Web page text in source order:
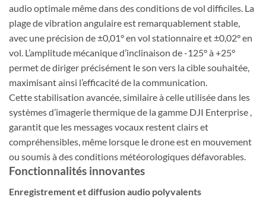
audio optimale même dans des conditions de vol difficiles. La
plage de vibration angulaire est remarquablement stable,
avec une précision de ±0,01° en vol stationnaire et ±0,02° en
vol. L’amplitude mécanique d’inclinaison de -125° à +25°
permet de diriger précisément le son vers la cible souhaitée,
maximisant ainsi l’efficacité de la communication.
Cette stabilisation avancée, similaire à celle utilisée dans les
systèmes d’imagerie thermique de la gamme DJI Enterprise ,
garantit que les messages vocaux restent clairs et
compréhensibles, même lorsque le drone est en mouvement
ou soumis à des conditions météorologiques défavorables.
Fonctionnalités innovantes
Enregistrement et diffusion audio polyvalents